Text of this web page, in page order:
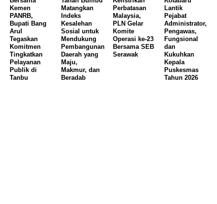
Kemen
PANRB,
Bupati Bang
Arul
Tegaskan
Komitmen
Tingkatkan
Pelayanan
Publik di
Tanbu
Matangkan
Indeks
Kesalehan
Sosial untuk
Mendukung
Pembangunan
Daerah yang
Maju,
Makmur, dan
Beradab
Perbatasan
Malaysia,
PLN Gelar
Komite
Operasi ke-23
Bersama SEB
Serawak
Lantik
Pejabat
Administrator,
Pengawas,
Fungsional
dan
Kukuhkan
Kepala
Puskesmas
Tahun 2026